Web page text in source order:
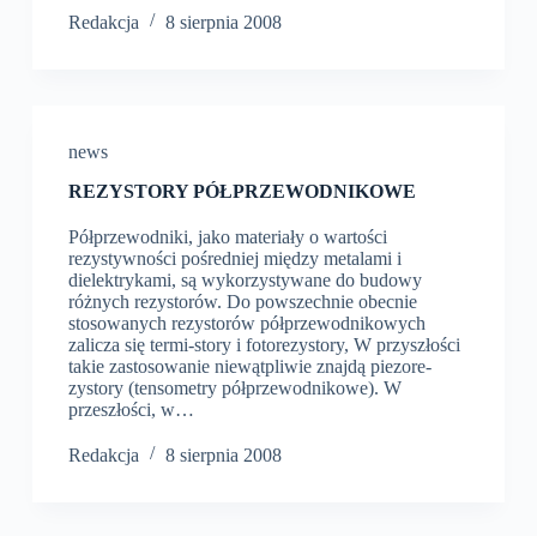
Redakcja 8 sierpnia 2008
news
REZYSTORY PÓŁPRZEWODNIKOWE
Półprzewodniki, jako materiały o wartości
rezystywności pośredniej między metalami i
dielektrykami, są wykorzystywane do budowy
różnych rezystorów. Do powszechnie obecnie
stosowanych rezystorów półprzewodnikowych
zalicza się termi-story i fotorezystory, W przyszłości
takie zastosowanie niewątpliwie znajdą piezore-
zystory (tensometry półprzewodnikowe). W
przeszłości, w…
Redakcja 8 sierpnia 2008